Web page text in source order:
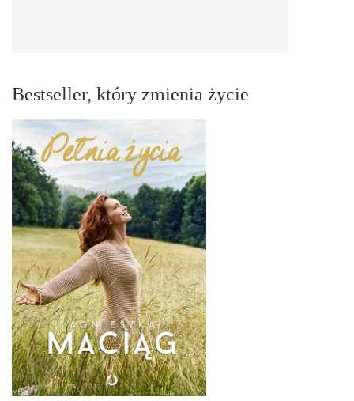
Bestseller, który zmienia życie